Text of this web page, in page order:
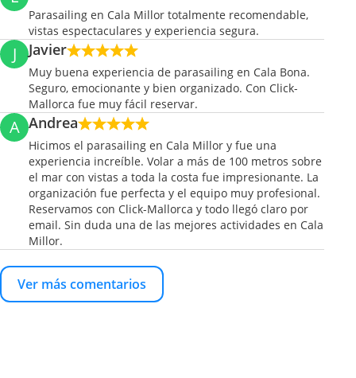
Parasailing en Cala Millor totalmente recomendable,
vistas espectaculares y experiencia segura.
J Javier
Muy buena experiencia de parasailing en Cala Bona.
Seguro, emocionante y bien organizado. Con Click-
Mallorca fue muy fácil reservar.
A Andrea
Hicimos el parasailing en Cala Millor y fue una
experiencia increíble. Volar a más de 100 metros sobre
el mar con vistas a toda la costa fue impresionante. La
organización fue perfecta y el equipo muy profesional.
Reservamos con Click-Mallorca y todo llegó claro por
email. Sin duda una de las mejores actividades en Cala
Millor.
Ver más comentarios